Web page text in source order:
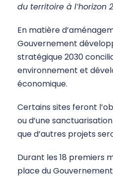
du territoire à l’horizon
En matière
Gouvernement
stratégique 2030
environnement et
économique.
Certains sites feront
ou d’une
que d’autres projets
Durant les 18 premiers
place du